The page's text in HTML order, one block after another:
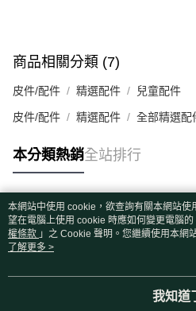
商品相關分類 (7)
皮件/配件 精選配件 兒童配件
皮件/配件 精選配件 全部精選配
本分類熱銷全站排行
熱門標籤
本網站中使用 cookie，欲查詢有關本網站
望在電腦上使用 cookie 時應如何變更電腦
權條款 」之 Cookie 聲明。您繼續使用本網
用條款之 Cookie 聲明使用 cookie。
了解更多 >
我知道